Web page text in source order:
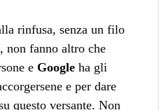
rinfusa, senza un filo
, non fanno altro che
e Google ha gli
e per dare
questo versante. Non